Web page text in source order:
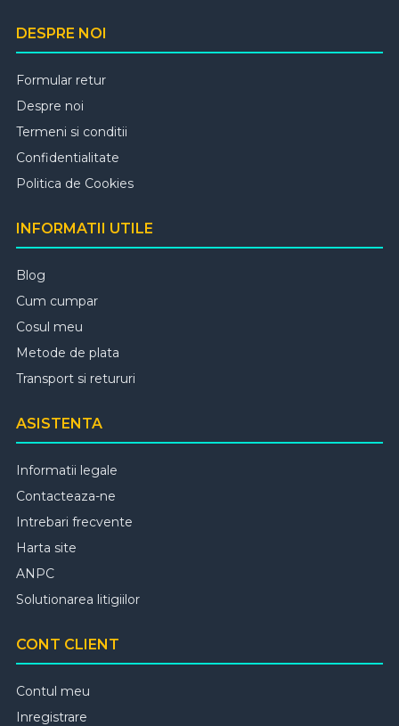
DESPRE NOI
Formular retur
Despre noi
Termeni si conditii
Confidentialitate
Politica de Cookies
INFORMATII UTILE
Blog
Cum cumpar
Cosul meu
Metode de plata
Transport si retururi
ASISTENTA
Informatii legale
Contacteaza-ne
Intrebari frecvente
Harta site
ANPC
Solutionarea litigiilor
CONT CLIENT
Contul meu
Inregistrare